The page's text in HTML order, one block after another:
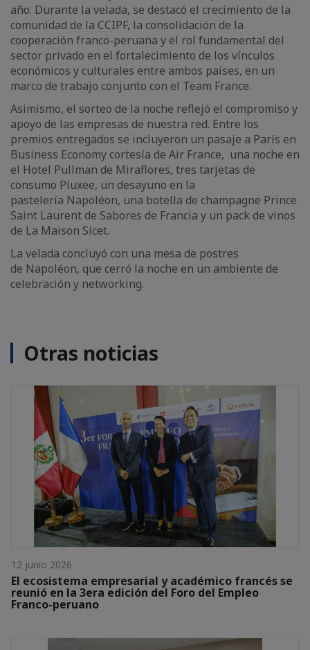
año. Durante la velada, se destacó el crecimiento de la
comunidad de la CCIPF, la consolidación de la
cooperación franco-peruana y el rol fundamental del
sector privado en el fortalecimiento de los vínculos
económicos y culturales entre ambos países, en un
marco de trabajo conjunto con el Team France.
Asimismo, el sorteo de la noche reflejó el compromiso y
apoyo de las empresas de nuestra red. Entre los
premios entregados se incluyeron un pasaje a París en
Business Economy cortesía de Air France, una noche en
el Hotel Pullman de Miraflores, tres tarjetas de
consumo Pluxee, un desayuno en la
pastelería Napoléon, una botella de champagne Prince
Saint Laurent de Sabores de Francia y un pack de vinos
de La Maison Sicet.
La velada concluyó con una mesa de postres
de Napoléon, que cerró la noche en un ambiente de
celebración y networking.
Otras noticias
12 junio 2026
El ecosistema empresarial y académico francés se
reunió en la 3era edición del Foro del Empleo
Franco-peruano